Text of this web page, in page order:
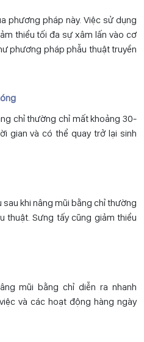
phương pháp này. Việc sử dụng
thiểu tối đa sự xâm lấn vào cơ
phương pháp phẫu thuật truyền
chỉ thường chỉ mất khoảng 30-
gian và có thể quay trở lại sinh
khi nâng mũi bằng chỉ thường
thuật. Sưng tấy cũng giảm thiểu
mũi bằng chỉ diễn ra nhanh
và các hoạt động hàng ngày